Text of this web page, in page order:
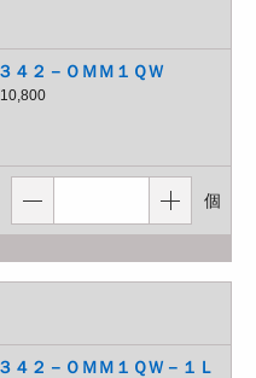
２－ＯＭＭ１ＱＷ
個
２－ＯＭＭ１ＱＷ－１Ｌ